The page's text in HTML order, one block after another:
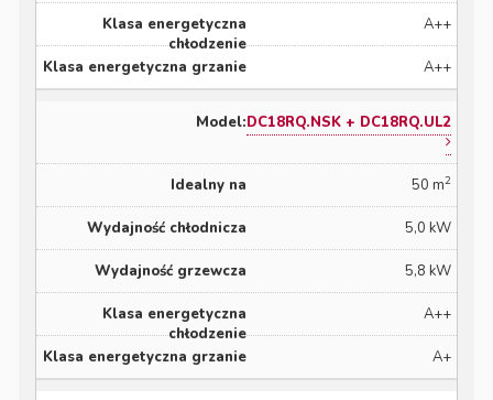
A++
A++
DC18RQ.NSK + DC18RQ.UL2
50 m2
5,0 kW
5,8 kW
A++
A+